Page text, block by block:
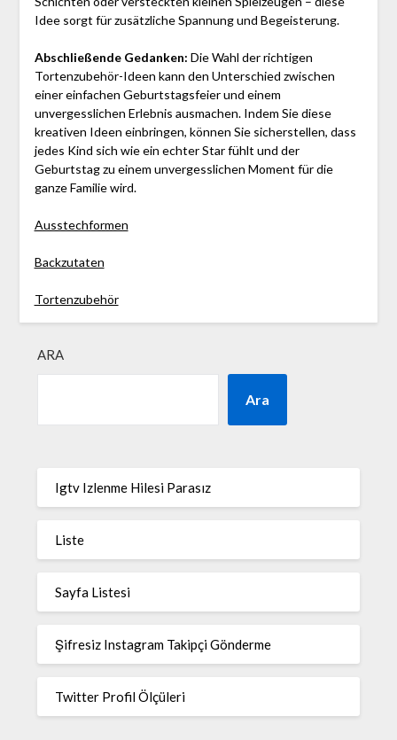
Idee sorgt für zusätzliche Spannung und Begeisterung.
Abschließende Gedanken: Die Wahl der richtigen
Tortenzubehör-Ideen kann den Unterschied zwischen
einer einfachen Geburtstagsfeier und einem
unvergesslichen Erlebnis ausmachen. Indem Sie diese
kreativen Ideen einbringen, können Sie sicherstellen, dass
jedes Kind sich wie ein echter Star fühlt und der
Geburtstag zu einem unvergesslichen Moment für die
ganze Familie wird.
Ausstechformen
Backzutaten
Tortenzubehör
ARA
Ara
Igtv Izlenme Hilesi Parasız
Liste
Sayfa Listesi
Şifresiz Instagram Takipçi Gönderme
Twitter Profil Ölçüleri